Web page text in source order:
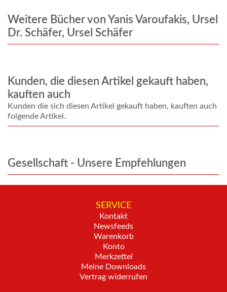
Weitere Bücher von Yanis Varoufakis, Ursel
Dr. Schäfer, Ursel Schäfer
Kunden, die diesen Artikel gekauft haben,
kauften auch
Kunden die sich diesen Artikel gekauft haben, kauften auch
folgende Artikel.
Gesellschaft - Unsere Empfehlungen
SERVICE
Kontakt
Newsfeeds
Warenkorb
Konto
Merkzettel
Meine Downloads
Vertrag widerrufen